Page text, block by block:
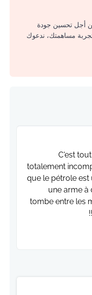
من أجل تحسين جودة
تجربة مساهمتك، ندعوك
C'est
totalement
que le pétrole
une arme à
tombe entre les